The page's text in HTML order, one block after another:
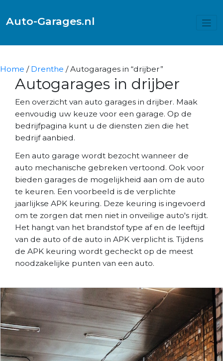
Auto-Garages.nl
Home / Drenthe / Autogarages in “drijber”
Autogarages in drijber
Een overzicht van auto garages in drijber. Maak
eenvoudig uw keuze voor een garage. Op de
bedrijfpagina kunt u de diensten zien die het
bedrijf aanbied.
Een auto garage wordt bezocht wanneer de
auto mechanische gebreken vertoond. Ook voor
bieden garages de mogelijkheid aan om de auto
te keuren. Een voorbeeld is de verplichte
jaarlijkse APK keuring. Deze keuring is ingevoerd
om te zorgen dat men niet in onveilige auto's rijdt.
Het hangt van het brandstof type af en de leeftijd
van de auto of de auto in APK verplicht is. Tijdens
de APK keuring wordt gecheckt op de meest
noodzakelijke punten van een auto.